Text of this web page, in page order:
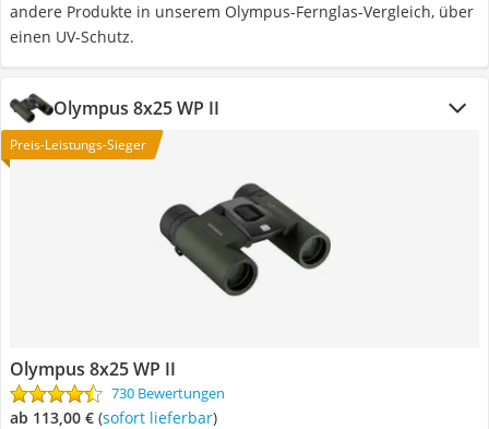
andere Produkte in unserem Olympus-Fernglas-Vergleich, über
einen UV-Schutz.
Olympus 8x25 WP II
Preis-Leistungs-Sieger
Olympus 8x25 WP II
730 Bewertungen
ab 113,00 € ( Sofort lieferbar)